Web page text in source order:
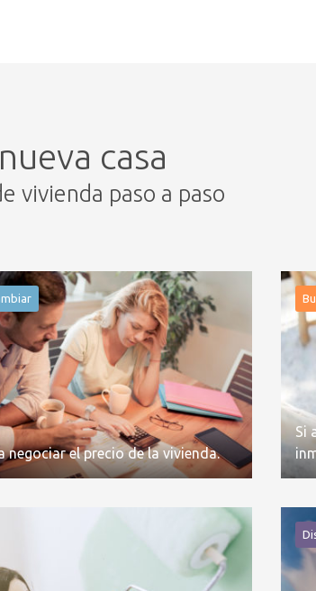
casa
vivienda paso a paso
negociar el precio de la vivienda.
Si